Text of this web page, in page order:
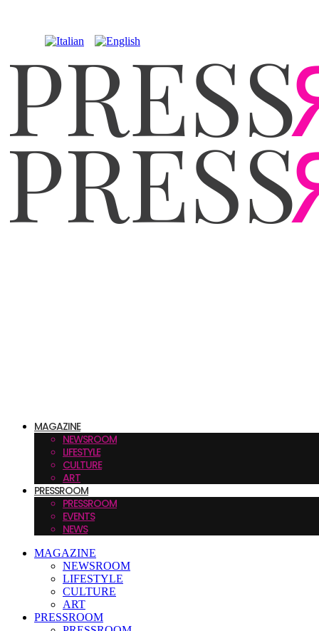
MAGAZINE
NEWSROOM
LIFESTYLE
CULTURE
ART
PRESSROOM
PRESSROOM
EVENTS
NEWS
MAGAZINE
NEWSROOM
LIFESTYLE
CULTURE
ART
PRESSROOM